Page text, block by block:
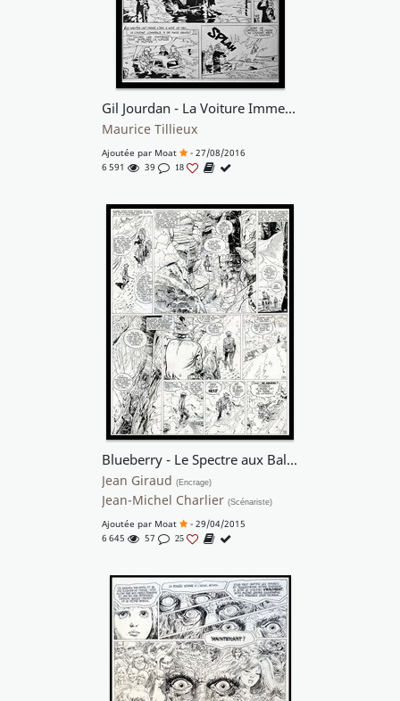
Gil Jourdan - La Voiture Immergée
Maurice Tillieux
Ajoutée par Moat
- 27/08/2016
6 591
39 18
Blueberry - Le Spectre aux Balles d'Or
Jean Giraud (Encrage)
Jean-Michel Charlier (Scénariste)
Ajoutée par Moat
- 29/04/2015
6 645
57 25